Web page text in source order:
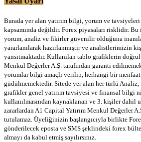
Burada yer alan yatırım bilgi, yorum ve tavsiyeleri
kapsamında değildir. Forex piyasaları risklidir.
yorum, analiz ve fikirler güvenilir olduğuna
yararlanılarak hazırlanmıştır ve analistlerimizin
yansıtmaktadır. Kullanılan tablo grafiklerin
Menkul Değerler A.Ş. tarafından garanti
yorumlar bilgi amaçlı verilip, herhangi bir menfaat
güdülmemektedir. Sitede yer alan her türlü
grafikler genel yatırım tavsiyesi ve finansal bilgi
kullanılmasından kaynaklanan ve 3. kişiler dahil
zararlardan A1 Capital Yatırım Menkul Değerler
tutulamaz. Üyeliğinizin başlangıcıyla birlikte
gönderilecek eposta ve SMS şeklindeki forex
almayı da kabul etmiş sayılırsınız.